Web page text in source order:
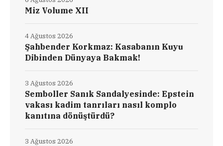
Miz Volume XII
Şahbender Korkmaz: Kasabanın Kuyu
Dibinden Dünyaya Bakmak!
4 Ağustos 2026
Semboller Sanık Sandalyesinde: Epstein
vakası kadim tanrıları nasıl komplo
kanıtına dönüştürdü?
3 Ağustos 2026
3 Ağustos 2026